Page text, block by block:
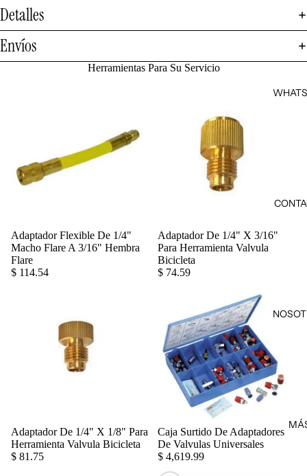
Detalles
Envíos
Herramientas Para Su Servicio
Agregar
Adaptador Flexible De 1/4"
Macho Flare A 3/16" Hembra
Flare
$ 114.54
Adaptador De 1/4" X 3/16"
Para Herramienta Valvula
Bicicleta
$ 74.59
Agregar
Adaptador De 1/4" X 1/8" Para
Herramienta Valvula Bicicleta
$ 81.75
Caja Surtido De Adaptadores
De Valvulas Universales
$ 4,619.99